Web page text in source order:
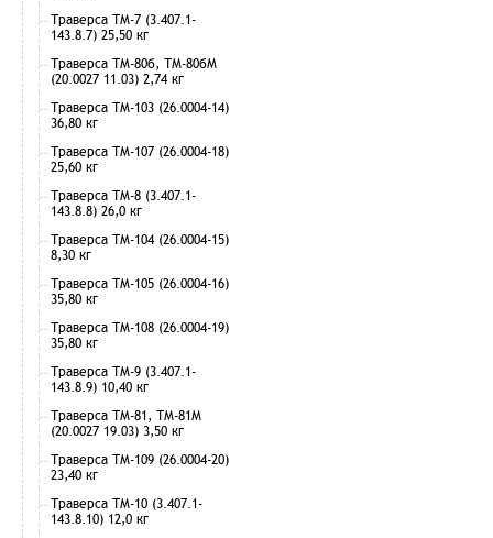
Траверса ТМ-7 (3.407.1-
143.8.7) 25,50 кг
Траверса ТМ-80б, ТМ-80бМ
(20.0027 11.03) 2,74 кг
Траверса ТМ-103 (26.0004-14)
36,80 кг
Траверса ТМ-107 (26.0004-18)
25,60 кг
Траверса ТМ-8 (3.407.1-
143.8.8) 26,0 кг
Траверса ТМ-104 (26.0004-15)
8,30 кг
Траверса ТМ-105 (26.0004-16)
35,80 кг
Траверса ТМ-108 (26.0004-19)
35,80 кг
Траверса ТМ-9 (3.407.1-
143.8.9) 10,40 кг
Траверса ТМ-81, ТМ-81М
(20.0027 19.03) 3,50 кг
Траверса ТМ-109 (26.0004-20)
23,40 кг
Траверса ТМ-10 (3.407.1-
143.8.10) 12,0 кг